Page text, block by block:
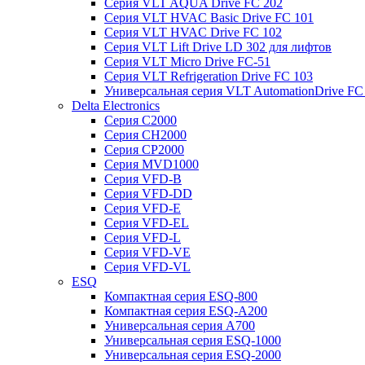
Серия VLT HVAC Basic Drive FC 101
Серия VLT HVAC Drive FC 102
Серия VLT Lift Drive LD 302 для лифтов
Серия VLT Micro Drive FC-51
Серия VLT Refrigeration Drive FC 103
Универсальная серия VLT AutomationDrive
Delta Electronics
Серия C2000
Серия CH2000
Серия CP2000
Серия MVD1000
Серия VFD-B
Серия VFD-DD
Серия VFD-E
Серия VFD-EL
Серия VFD-L
Серия VFD-VE
Серия VFD-VL
ESQ
Компактная серия ESQ-800
Компактная серия ESQ-А200
Универсальная серия A700
Универсальная серия ESQ-1000
Универсальная серия ESQ-2000